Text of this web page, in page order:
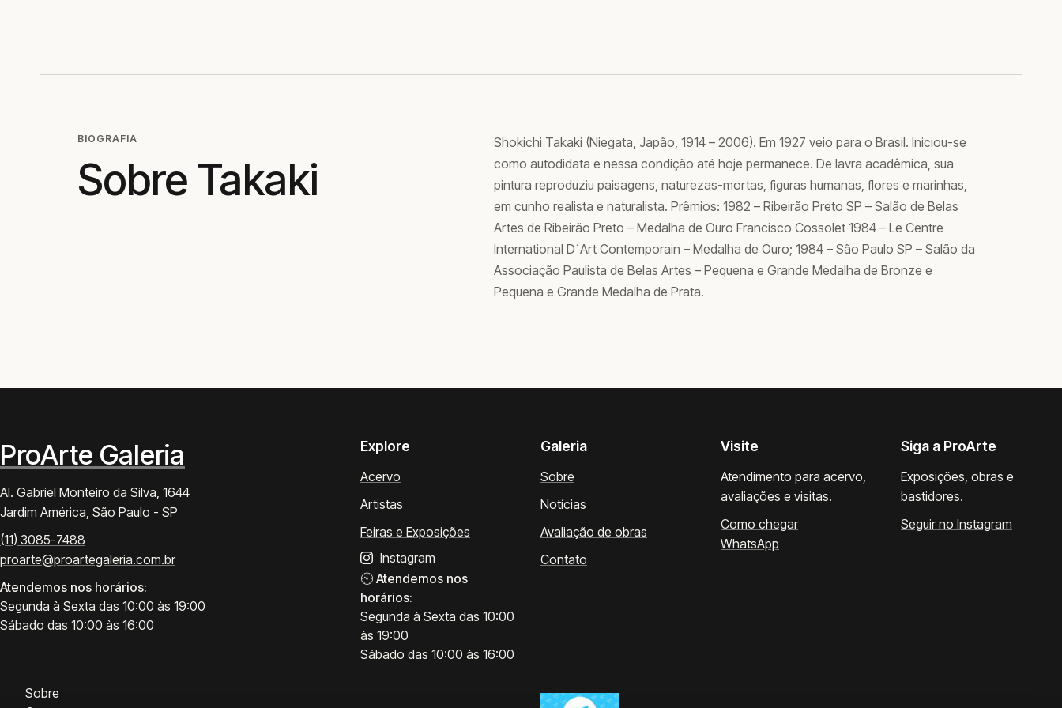
BIOGRAFIA
Sobre Takaki
Shokichi Takaki (Niegata, Japão, 1914 – 2006). Em 1927 veio para o Brasil. Iniciou-se
como autodidata e nessa condição até hoje permanece. De lavra acadêmica, sua
pintura reproduziu paisagens, naturezas-mortas, figuras humanas, flores e marinhas,
em cunho realista e naturalista. Prêmios: 1982 – Ribeirão Preto SP – Salão de Belas
Artes de Ribeirão Preto – Medalha de Ouro Francisco Cossolet 1984 – Le Centre
International D´Art Contemporain – Medalha de Ouro; 1984 – São Paulo SP – Salão da
Associação Paulista de Belas Artes – Pequena e Grande Medalha de Bronze e
Pequena e Grande Medalha de Prata.
ProArte Galeria
Al. Gabriel Monteiro da Silva, 1644
Jardim América, São Paulo - SP
(11) 3085-7488
proarte@proartegaleria.com.br
Atendemos nos horários:
Segunda à Sexta das 10:00 às 19:00
Sábado das 10:00 às 16:00
Sobre
Explore
Acervo
Artistas
Feiras e Exposições
Instagram
🕙 Atendemos nos
horários:
Segunda à Sexta das 10:00
às 19:00
Sábado das 10:00 às 16:00
Galeria
Sobre
Notícias
Avaliação de obras
Contato
Visite
Atendimento para acervo,
avaliações e visitas.
Como chegar
WhatsApp
Siga a ProArte
Exposições, obras e
bastidores.
Seguir no Instagram